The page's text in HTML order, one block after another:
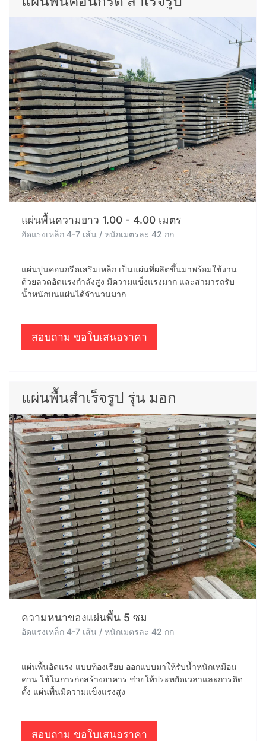
แผ่นพื้นความยาว 1.00 - 4.00 เมตร
อัดแรงเหล็ก 4-7 เส้น / หนักเมตรละ 42 กก
แผ่นปูนคอนกรีตเสริมเหล็ก เป็นแผ่นที่ผลิตขึ้นมาพร้อมใช้งาน
ด้วยลวดอัดแรงกำลังสูง มีความแข็งแรงมาก และสามารถรับ
น้ำหนักบนแผ่นได้จำนวนมาก
สอบถาม ขอใบเสนอราคา
แผ่นพื้นสำเร็จรูป รุ่น มอก
ความหนาของแผ่นพื้น 5 ซม
อัดแรงเหล็ก 4-7 เส้น / หนักเมตรละ 42 กก
แผ่นพื้นอัดแรง แบบท้องเรียบ ออกแบบมาให้รับน้ำหนักเหมือน
คาน ใช้ในการก่อสร้างอาคาร ช่วยให้ประหยัดเวลาและการติด
ตั้ง แผ่นพื้นมีความแข็งแรงสูง
สอบถาม ขอใบเสนอราคา